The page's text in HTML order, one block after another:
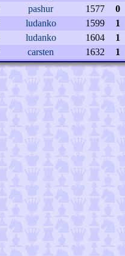
pashur 1577
0
ludanko 1599
1
ludanko 1604
1
carsten 1632 1